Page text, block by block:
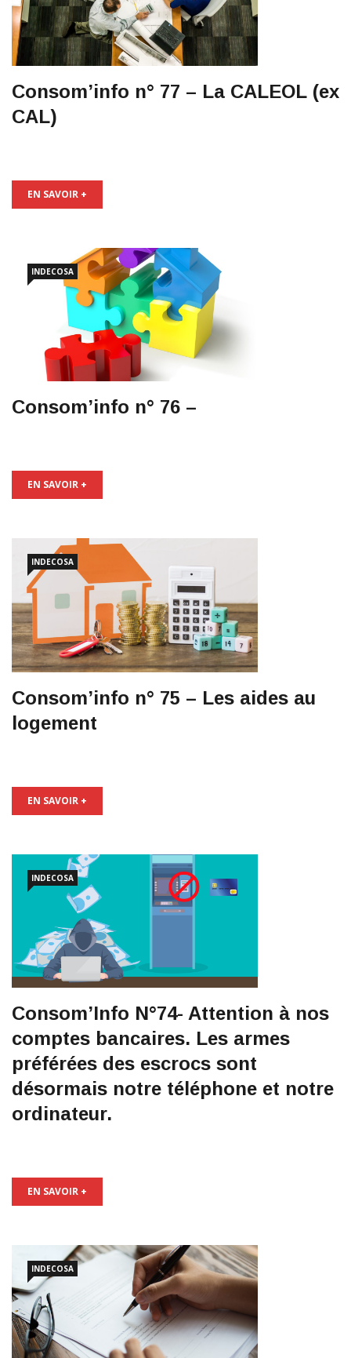
Consom’info n° 77 – La CALEOL (ex
CAL)
EN SAVOIR +
Consom’info n° 76 –
INDECOSA
EN SAVOIR +
Consom’info n° 75 – Les aides au
logement
INDECOSA
EN SAVOIR +
Consom’Info N°74- Attention à nos
comptes bancaires. Les armes
préférées des escrocs sont
désormais notre téléphone et notre
ordinateur.
INDECOSA
EN SAVOIR +
INDECOSA